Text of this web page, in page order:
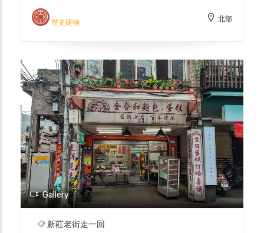
大臺北地區第一座文昌祠。代表當時新莊已從
移墾社會轉型為貿易樞紐，士紳對於文化教育
年(1898)日人在新莊文昌祠設立「臺北國語傳
習所新莊分教場」，直到明治45年(1911)「興
直公學校」新校舍落成後才遷離。戰後文昌祠
選出管理人，並於民國37年(1948)舉辦祭孔
儀式，希望恢復文昌祠香火，而後民國38年
國民政府來臺後，總統府保管歷史檔案單位也
遷入文昌祠辦公。民國74年，文昌祠經過審
定成為國家三級古蹟，民國80年重啟山門，
恢復昔日祭儀，翌年更擴大舉辦文昌帝君誕辰
祭禮，現金也成為重要的文化資產與信仰中
心，許多考生均會特別來參拜。
歷史建物 北部
Gallery
新莊老街走一回